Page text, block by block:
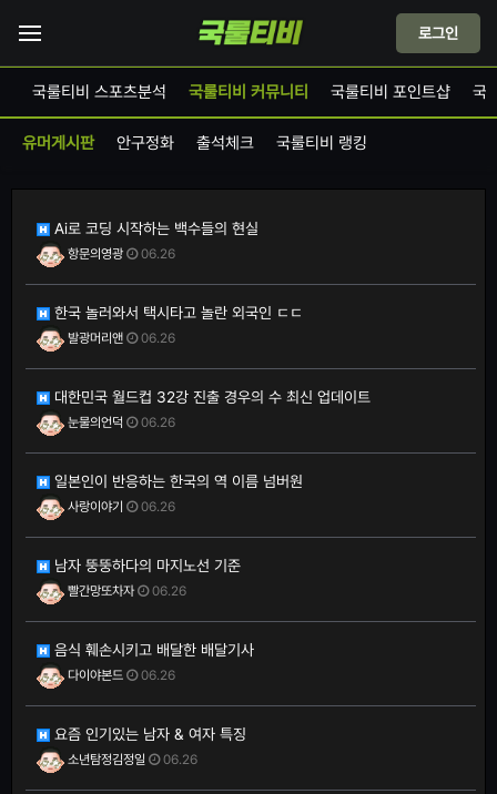
로그인
국룰티비 스포츠분석 국룰티비 커뮤니티 국룰티비 포인트샵 국
유머게시판 안구정화 출석체크 국룰티비 랭킹
Ai로 코딩 시작하는 백수들의 현실
항문의영광 06.26
한국 놀러와서 택시타고 놀란 외국인 ㄷㄷ
발광머리앤 06.26
대한민국 월드컵 32강 진출 경우의 수 최신 업데이트
눈물의언덕 06.26
일본인이 반응하는 한국의 역 이름 넘버원
사랑이야기 06.26
남자 뚱뚱하다의 마지노선 기준
빨간망또차자 06.26
음식 훼손시키고 배달한 배달기사
다이야본드 06.26
요즘 인기있는 남자 & 여자 특징
소년탐정김정일 06.26